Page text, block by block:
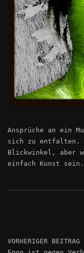
Ansprüche an ein
sich zu entfalten.
Blickwinkel, aber
einfach Kunst sein.
VORHERIGER BEITRAG